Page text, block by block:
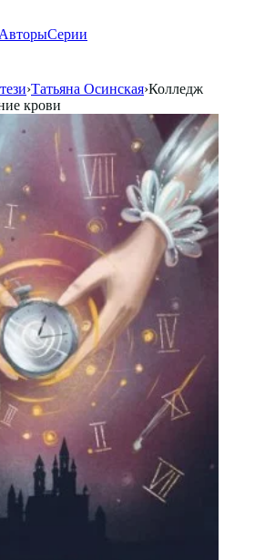
АвторыСерии
›Татьяна Осинская›Колледж
крови